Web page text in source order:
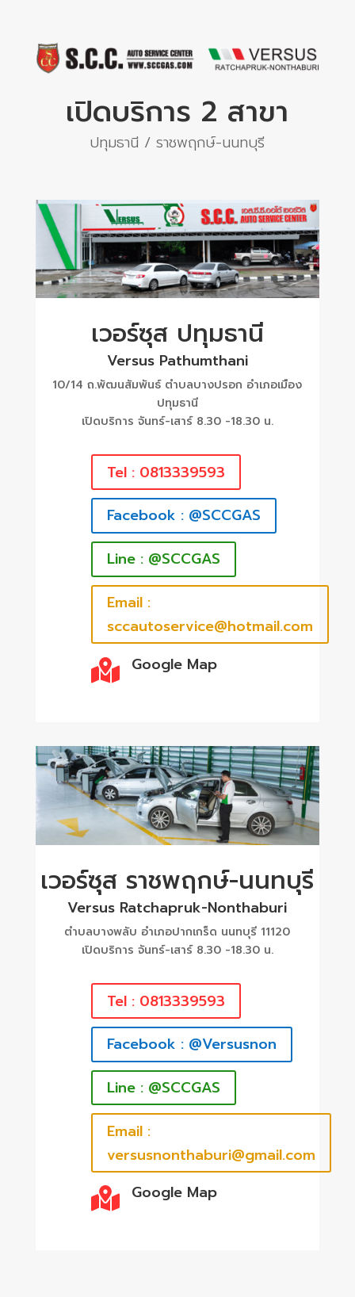
เปิดบริการ 2 สาขา
ปทุมธานี / ราชพฤกษ์-นนทบุรี
เวอร์ซุส ปทุมธานี
Versus Pathumthani
10/14 ถ.พัฒนสัมพันธ์ ตำบลบางปรอก อำเภอเมือง
ปทุมธานี
เปิดบริการ จันทร์-เสาร์ 8.30 -18.30 น.
Tel : 0813339593
Facebook : @SCCGAS
Line : @SCCGAS
Email :
sccautoservice@hotmail.com
 Google Map
เวอร์ซุส ราชพฤกษ์-นนทบุรี
Versus Ratchapruk-Nonthaburi
ตำบลบางพลับ อำเภอปากเกร็ด นนทบุรี 11120
เปิดบริการ จันทร์-เสาร์ 8.30 -18.30 น.
Tel : 0813339593
Facebook : @Versusnon
Line : @SCCGAS
Email :
versusnonthaburi@gmail.com
 Google Map